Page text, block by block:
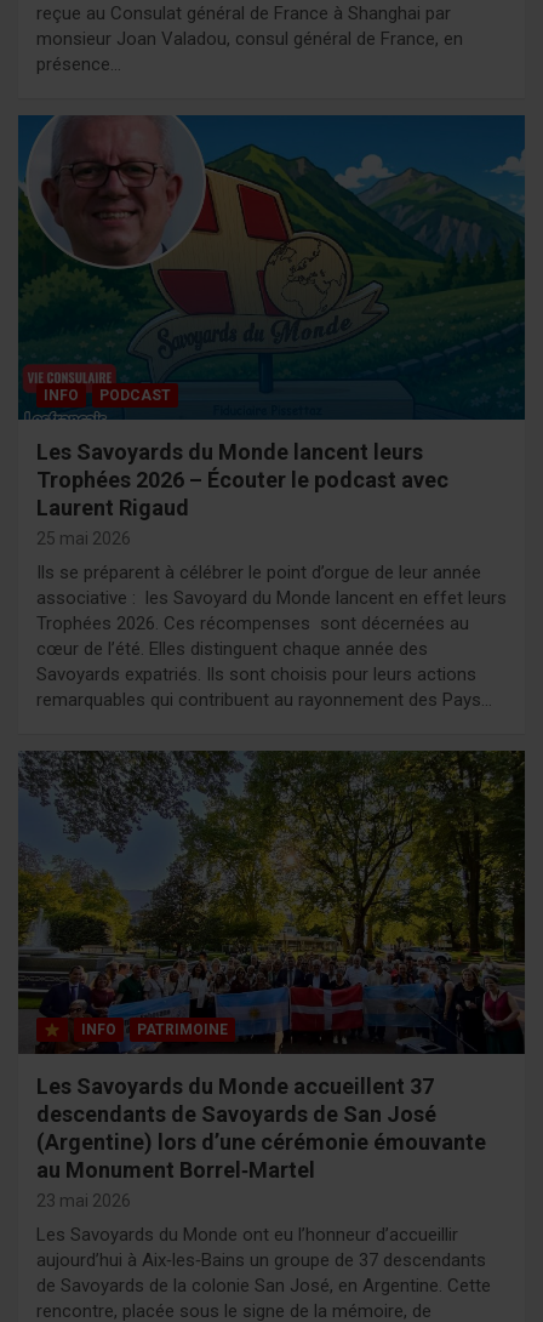
reçue au Consulat général de France à Shanghai par
monsieur Joan Valadou, consul général de France, en
présence…
INFO PODCAST
Les Savoyards du Monde lancent leurs
Trophées 2026 – Écouter le podcast avec
Laurent Rigaud
25 mai 2026
Ils se préparent à célébrer le point d’orgue de leur année
associative : les Savoyard du Monde lancent en effet leurs
Trophées 2026. Ces récompenses sont décernées au
cœur de l’été. Elles distinguent chaque année des
Savoyards expatriés. Ils sont choisis pour leurs actions
remarquables qui contribuent au rayonnement des Pays…
INFO PATRIMOINE
Les Savoyards du Monde accueillent 37
descendants de Savoyards de San José
(Argentine) lors d’une cérémonie émouvante
au Monument Borrel‑Martel
23 mai 2026
Les Savoyards du Monde ont eu l’honneur d’accueillir
aujourd’hui à Aix‑les‑Bains un groupe de 37 descendants
de Savoyards de la colonie San José, en Argentine. Cette
rencontre, placée sous le signe de la mémoire, de